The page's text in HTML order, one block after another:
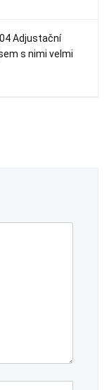
Adjustační
s nimi velmi